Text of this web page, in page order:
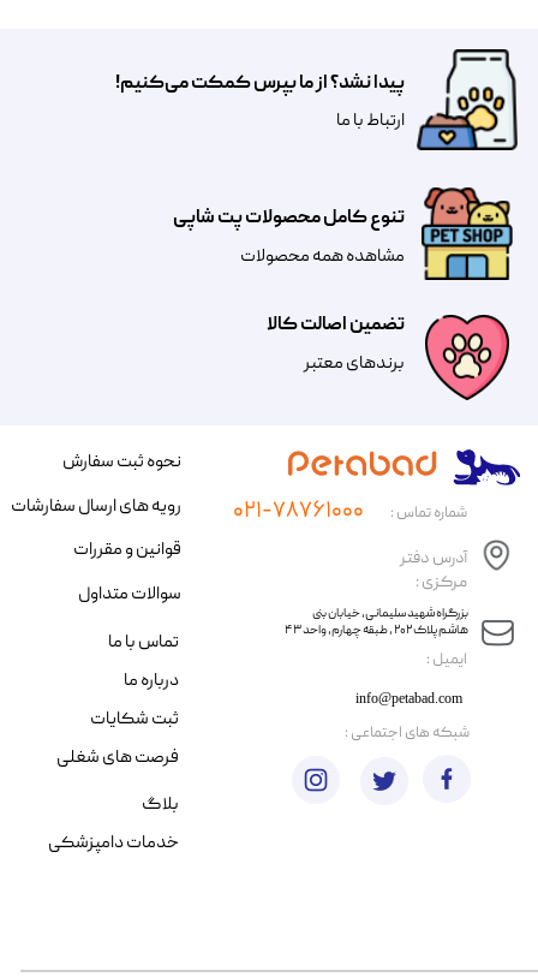
تضمین اصالت کالا
​​برندهای معتبر​​​​​​​
تنوع کامل محصولات پت شاپی
مشاهده همه محصولات
پیدا نشد؟ از ما بپرس کمکت می‌کنیم!
​​​ارتباط با ما
​ایمیل :
آدرس دفتر
مرکزی :
info@petabad.com
​​بزرگراه شهید سلیمانی، خیابان بنی
هاشم پلاک ۲۰۲ ، طبقه چهارم، واحد ۴۳
شماره تماس : ۰۲۱-۷۸۷۶۱۰۰۰
نحوه ثبت سفارش
رویه های ارسال سفارشات
قوانین و مقررات
سوالات متداول
تماس با ما
درباره ما
ثبت شکایات
فرصت های شغلی
​شبکه های اجتماعی :
بلاگ
خدمات دامپزشکی